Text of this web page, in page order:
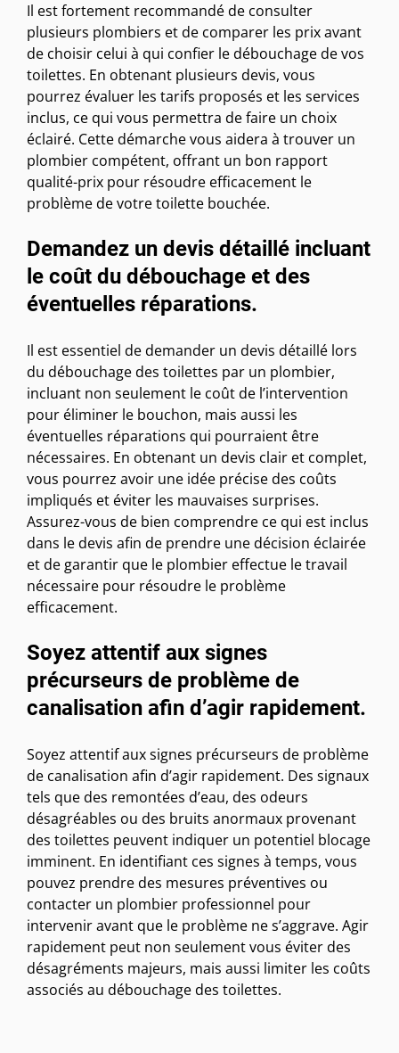
Il est fortement recommandé de consulter
plusieurs plombiers et de comparer les prix avant
de choisir celui à qui confier le débouchage de vos
toilettes. En obtenant plusieurs devis, vous
pourrez évaluer les tarifs proposés et les services
inclus, ce qui vous permettra de faire un choix
éclairé. Cette démarche vous aidera à trouver un
plombier compétent, offrant un bon rapport
qualité-prix pour résoudre efficacement le
problème de votre toilette bouchée.
Demandez un devis détaillé incluant
le coût du débouchage et des
éventuelles réparations.
Il est essentiel de demander un devis détaillé lors
du débouchage des toilettes par un plombier,
incluant non seulement le coût de l’intervention
pour éliminer le bouchon, mais aussi les
éventuelles réparations qui pourraient être
nécessaires. En obtenant un devis clair et complet,
vous pourrez avoir une idée précise des coûts
impliqués et éviter les mauvaises surprises.
Assurez-vous de bien comprendre ce qui est inclus
dans le devis afin de prendre une décision éclairée
et de garantir que le plombier effectue le travail
nécessaire pour résoudre le problème
efficacement.
Soyez attentif aux signes
précurseurs de problème de
canalisation afin d’agir rapidement.
Soyez attentif aux signes précurseurs de problème
de canalisation afin d’agir rapidement. Des signaux
tels que des remontées d’eau, des odeurs
désagréables ou des bruits anormaux provenant
des toilettes peuvent indiquer un potentiel blocage
imminent. En identifiant ces signes à temps, vous
pouvez prendre des mesures préventives ou
contacter un plombier professionnel pour
intervenir avant que le problème ne s’aggrave. Agir
rapidement peut non seulement vous éviter des
désagréments majeurs, mais aussi limiter les coûts
associés au débouchage des toilettes.